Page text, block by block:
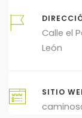
Calle el
León
SITIO